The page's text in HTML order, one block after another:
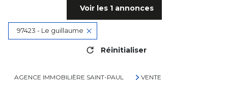
Voir les 1annonces
97423 - Le guillaume
Réinitialiser
AGENCE IMMOBILIÈRE SAINT-PAUL
VENTE